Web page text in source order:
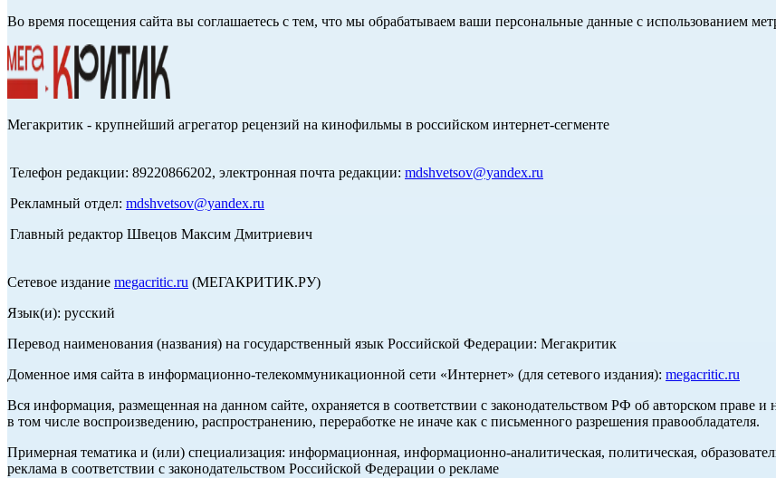
Во время посещения сайта вы соглашаетесь с тем, что мы обрабатываем ваши персональные данные с использованием
Мегакритик - крупнейший агрегатор рецензий на кинофильмы в российском интернет-сегменте
Телефон редакции: 89220866202, электронная почта редакции: mdshvetsov@yandex.ru
Рекламный отдел: mdshvetsov@yandex.ru
Главный редактор Швецов Максим Дмитриевич
Сетевое издание megacritic.ru (МЕГАКРИТИК.РУ)
Язык(и): русский
Перевод наименования (названия) на государственный язык Российской Федерации: Мегакритик
Доменное имя сайта в информационно-телекоммуникационной сети «Интернет» (для сетевого издания): megacritic.ru
Вся информация, размещенная на данном сайте, охраняется в соответствии с законодательством РФ об авторском
в том числе воспроизведению, распространению, переработке не иначе как с письменного разрешения правообладателя.
Примерная тематика и (или) специализация: информационная, информационно-аналитическая, политическая,
реклама в соответствии с законодательством Российской Федерации о рекламе